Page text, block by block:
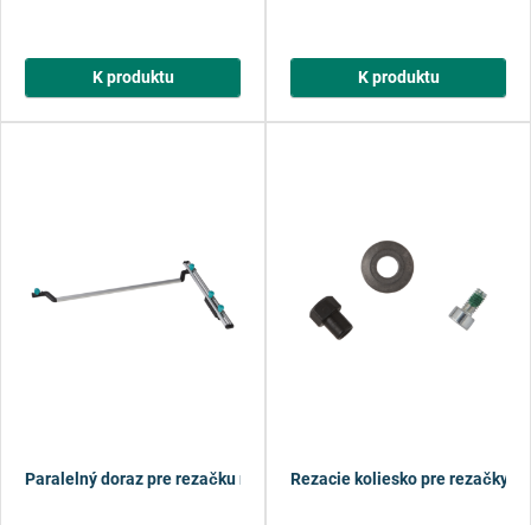
K produktu K produktu
Paralelný doraz pre rezačku na obkladačky TC 670
Rezacie koliesko pre rezačky